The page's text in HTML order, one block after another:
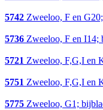
5742 Zweeloo, F en
5736 Zweeloo, F en I14;
5721 Zweeloo, F,G,I en
5751 Zweeloo, F,G,I en
5775 Zweeloo, G1;